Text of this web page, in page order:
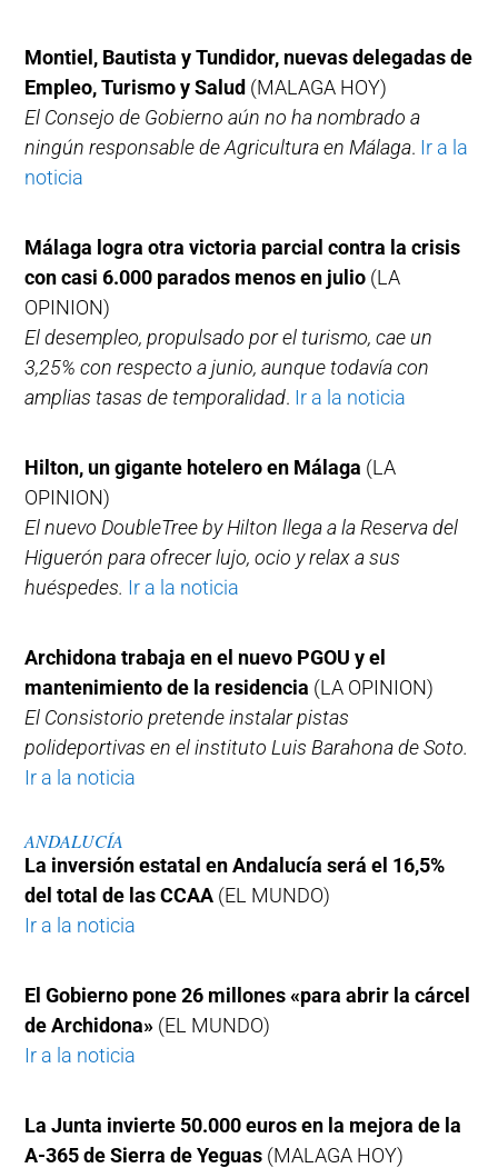
Montiel, Bautista y Tundidor, nuevas delegadas de
Empleo, Turismo y Salud (MALAGA HOY)
El Consejo de Gobierno aún no ha nombrado a
ningún responsable de Agricultura en Málaga. Ir a la
noticia
Málaga logra otra victoria parcial contra la crisis
con casi 6.000 parados menos en julio (LA
OPINION)
El desempleo, propulsado por el turismo, cae un
3,25% con respecto a junio, aunque todavía con
amplias tasas de temporalidad. Ir a la noticia
Hilton, un gigante hotelero en Málaga (LA
OPINION)
El nuevo DoubleTree by Hilton llega a la Reserva del
Higuerón para ofrecer lujo, ocio y relax a sus
huéspedes. Ir a la noticia
Archidona trabaja en el nuevo PGOU y el
mantenimiento de la residencia (LA OPINION)
El Consistorio pretende instalar pistas
polideportivas en el instituto Luis Barahona de Soto.
Ir a la noticia
ANDALUCÍA
La inversión estatal en Andalucía será el 16,5%
del total de las CCAA (EL MUNDO)
Ir a la noticia
El Gobierno pone 26 millones «para abrir la cárcel
de Archidona» (EL MUNDO)
Ir a la noticia
La Junta invierte 50.000 euros en la mejora de la
A-365 de Sierra de Yeguas (MALAGA HOY)